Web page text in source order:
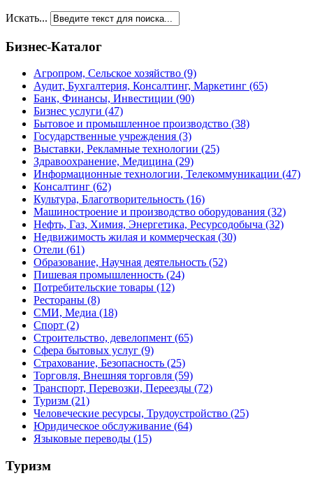
Искать...
Бизнес-Каталог
Агропром, Сельское хозяйство (9)
Аудит, Бухгалтерия, Консалтинг, Маркетинг (65)
Банк, Финансы, Инвестиции (90)
Бизнес услуги (47)
Бытовое и промышленное производство (38)
Государственные учреждения (3)
Выставки, Рекламные технологии (25)
Здравоохранение, Медицина (29)
Информационные технологии, Телекоммуникации (47)
Консалтинг (62)
Культура, Благотворительность (16)
Машиностроение и производство оборудования (32)
Нефть, Газ, Химия, Энергетика, Ресурсодобыча (32)
Недвижимость жилая и коммерческая (30)
Отели (61)
Образование, Научная деятельность (52)
Пишевая промышленность (24)
Потребительские товары (12)
Рестораны (8)
СМИ, Медиа (18)
Спорт (2)
Строительство, девелопмент (65)
Сфера бытовых услуг (9)
Страхование, Безопасность (25)
Торговля, Внешняя торговля (59)
Транспорт, Перевозки, Переезды (72)
Туризм (21)
Человеческие ресурсы, Трудоустройство (25)
Юридическое обслуживание (64)
Языковые переводы (15)
Туризм